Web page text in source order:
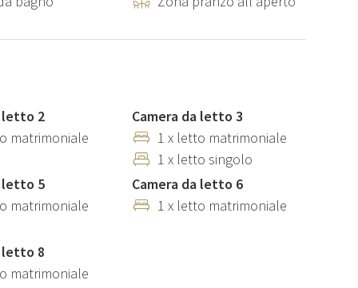
microonde e macchina da caffè.
e piscina.
durante i mesi invernali (250,00€ a soggiorno); elettricità
letto 2
matrimoniale
Camera da letto 3
1 x letto matrimoniale
1 x letto singolo
letto 5
matrimoniale
Camera da letto 6
1 x letto matrimoniale
letto 8
matrimoniale